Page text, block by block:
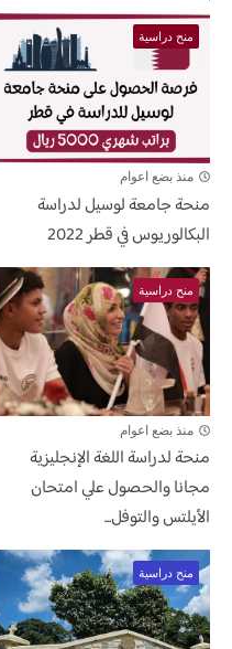
منح دراسية
منذ بضع اعوام
منحة جامعة لوسيل لدراسة
البكالوريوس في قطر 2022
منح دراسية
منذ بضع اعوام
منحة لدراسة اللغة الإنجليزية
مجانا والحصول علي امتحان
الأيلتس والتوفل...
منح دراسية